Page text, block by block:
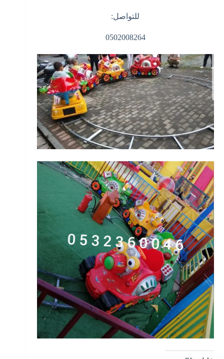
للتواصل:
0502008264